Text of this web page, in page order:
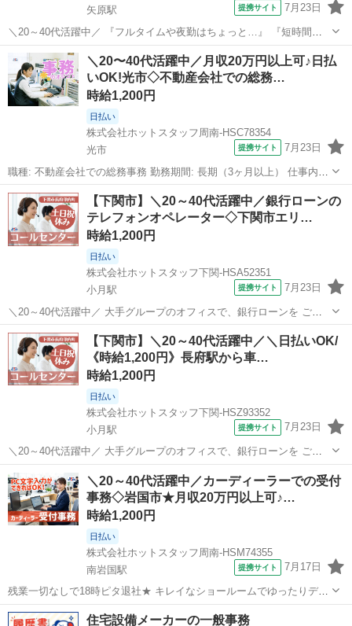
矢原駅
提携サイト 7月23日
＼20～40代活躍中／ 『フルタイムや夜勤はちょっと…』 『短時間で
無理なく働きたい!』 という方必見の時短ワーク★ 実働5時間で、夕方
前にはおうちに帰れる、 理想の働き方がここにあります♪
◆◆◆◆◆◆◆◆◆◆◆◆◆◆...
山口 山口市 電話対応
＼20〜40代活躍中／月収20万円以上可♪日払
いOK!光市◇不動産会社での総務…
時給1,200円
日払い
株式会社ホットスタッフ周南-HSC78354
光市
提携サイト 7月23日
職種: 不動産会社での総務事務 勤務期間: 長期（3ヶ月以上） 仕事内容:
/ あなたの事務経験が輝く★ 土日祝休みの総務事務! ＼ 大人気のオフ
ィスワークで 事務スキルを活かしながら働きませんか◎ 日勤のみ&残
業少な...
山口 光市 一般事務
【下関市】＼20～40代活躍中／銀行ローンの
テレフォンオペレーター◇下関市エリ…
時給1,200円
日払い
株式会社ホットスタッフ下関-HSA52351
小月駅
提携サイト 7月23日
＼20～40代活躍中／ 大手グループのオフィスで、銀行ローンを ご利
用中のお客様へサービスのご案内をします! ★このオシゴトのまとめ!
★ ▼朝はゆったりの10時始業 ラッシュを避けられるので、 余裕を持
って通勤できる◎...
山口 下関市 小月駅
【下関市】＼20～40代活躍中／＼日払いOK/
《時給1,200円》長府駅から車…
時給1,200円
日払い
株式会社ホットスタッフ下関-HSZ93352
小月駅
提携サイト 7月23日
＼20～40代活躍中／ 大手グループのオフィスで、銀行ローンを ご利
用中のお客様へサービスのご案内をします! ＼このオシゴトのまとめ!
♪/ ▼朝はゆったりの10時始業 ラッシュを避けられるので、 余裕を持
って通勤できる...
山口 下関市 電話対応
＼20～40代活躍中／カーディーラーでの受付
事務◇岩国市★月収20万円以上可♪…
時給1,200円
日払い
株式会社ホットスタッフ周南-HSM74355
南岩国駅
提携サイト 7月17日
残業一切なしで18時ピタ退社★ キレイなショールームでゆったりデス
クワーク♪ 【このオシゴトのまとめ!】 ▼毎日定時退社! 18時に退勤で
きるので寄り道しやすい! お仕事後の予定も充実します◎ ▼2ヶ月に1
山口 南岩国駅 受付
住宅設備メーカーの一般事務